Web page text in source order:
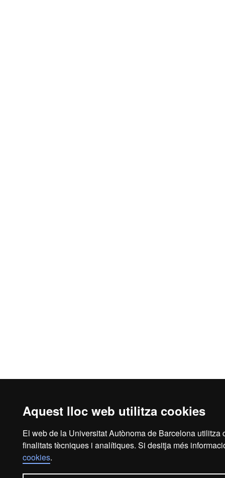
Aquest lloc web utilitza cookies
El web de la Universitat Autònoma de Barcelona utilitza
finalitats tècniques i analítiques. Si desitja més
cookies.